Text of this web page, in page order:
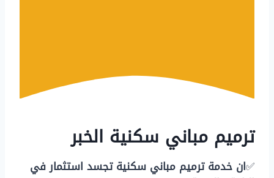
ترميم مباني سكنية الخبر
✅ان خدمة ترميم مباني سكنية تجسد استثمار في